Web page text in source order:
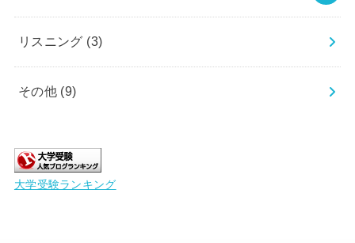
リスニング (3)
その他 (9)
大学受験ランキング